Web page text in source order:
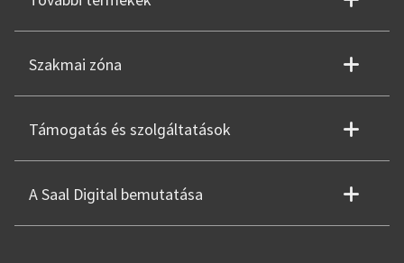
Szakmai zóna
Támogatás és szolgáltatások
A Saal Digital bemutatása